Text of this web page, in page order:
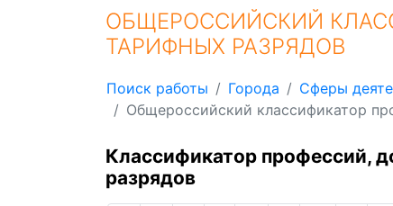
ОБЩЕРОССИЙСКИЙ
ТАРИФНЫХ РАЗРЯДОВ
Поиск работы Города
Сферы
Общероссийский классификатор
Классификатор профессий,
разрядов